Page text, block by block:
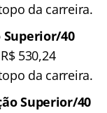
da carreira.
Superior/40
530,24
da carreira.
Superior/40